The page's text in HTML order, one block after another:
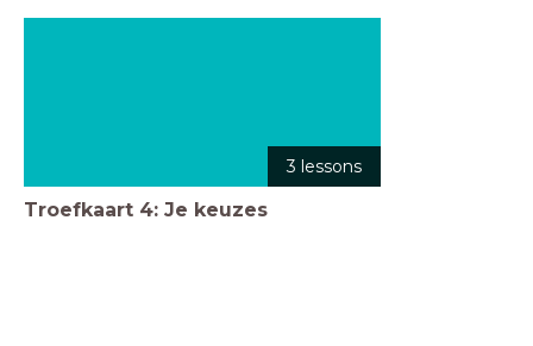
3 lessons
Troefkaart 4: Je keuzes